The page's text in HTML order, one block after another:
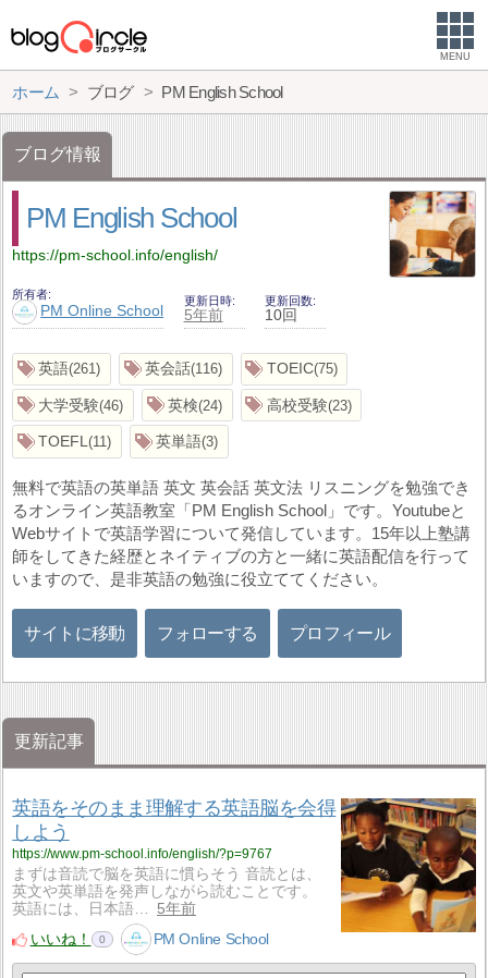
MENU
ホーム ブログ PM English School
ブログ情報
PM English School
https://pm-school.info/english/
所有者
PM Online School
更新日時
5年前
更新回数
10回
英語 261 英会話 116 TOEIC 75
大学受験 46 英検 24 高校受験 23
TOEFL 11 英単語 3
無料で英語の英単語 英文 英会話 英文法 リスニングを勉強でき
るオンライン英語教室「PM English School」です。Youtubeと
Webサイトで英語学習について発信しています。15年以上塾講
師をしてきた経歴とネイティブの方と一緒に英語配信を行って
いますので、是非英語の勉強に役立ててください。
サイトに移動 フォローする プロフィール
更新記事
英語をそのまま理解する英語脳を会得
しよう
https://www.pm-school.info/english/?p=9767
まずは音読で脳を英語に慣らそう 音読とは、
英文や英単語を発声しながら読むことです。
英語には、日本語…
5年前
いいね！
0 PM Online School